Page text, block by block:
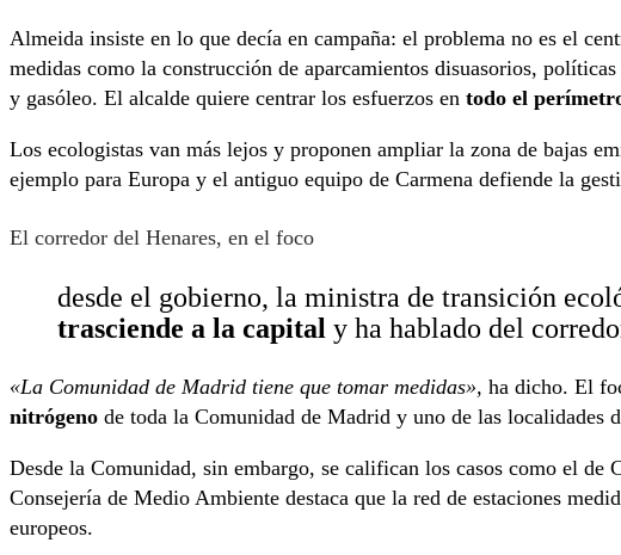
Almeida insiste en lo que decía en campaña: el problema no es el
medidas como la construcción de aparcamientos disuasorios,
y gasóleo. El alcalde quiere centrar los esfuerzos en todo el
Los ecologistas van más lejos y proponen ampliar la zona de bajas
ejemplo para Europa y el antiguo equipo de Carmena defiende la
El corredor del Henares, en el foco
desde el gobierno, la ministra de transición
trasciende a la capital y ha hablado del
«La Comunidad de Madrid tiene que tomar medidas», ha dicho. El
nitrógeno de toda la Comunidad de Madrid y uno de las localidades
Desde la Comunidad, sin embargo, se califican los casos como el de
Consejería de Medio Ambiente destaca que la red de estaciones
europeos.